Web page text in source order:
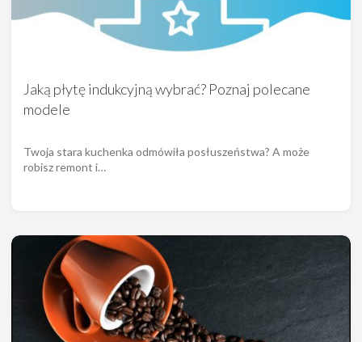
Jaką płytę indukcyjną wybrać? Poznaj polecane
modele
Twoja stara kuchenka odmówiła posłuszeństwa? A może
robisz remont i…